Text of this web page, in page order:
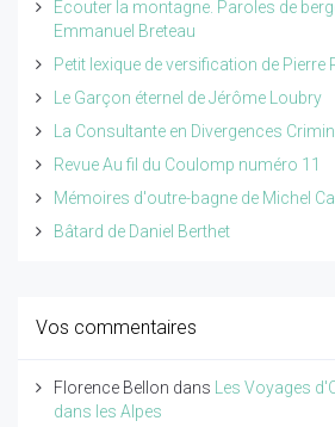
Ecouter la montagne. Paroles de
Emmanuel Breteau
Petit lexique de versification de Pierre
Le Garçon éternel de Jérôme Loubry
La Consultante en Divergences
Revue Au fil du Coulomp numéro 11
Mémoires d'outre-bagne de Michel
Bâtard de Daniel Berthet
Vos commentaires
Florence Bellon dans
Les Voyages
dans les Alpes